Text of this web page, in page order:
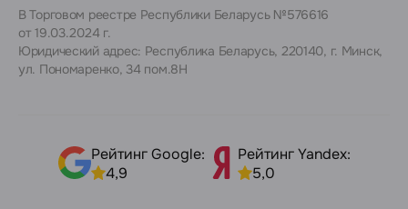
В Торговом реестре Республики Беларусь №576616
от 19.03.2024 г.
Юридический адрес: Республика Беларусь, 220140, г. Минск,
ул. Пономаренко, 34 пом.8Н
Рейтинг Google:
4,9
Рейтинг Yandex:
5,0